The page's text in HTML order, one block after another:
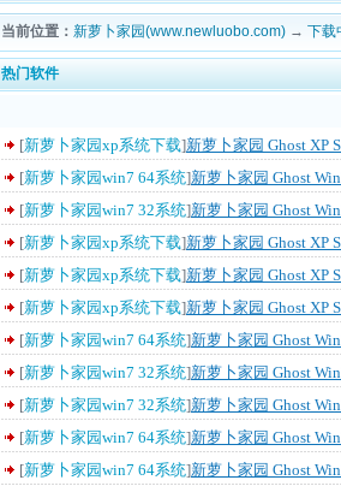
当前位置： 新萝卜家园(www.newluobo.com) → 下载
热门软件
[新萝卜家园xp系统下载]新萝卜家园 Ghost XP
[新萝卜家园win7 64系统]新萝卜家园 Ghost
[新萝卜家园win7 32系统]新萝卜家园 Ghost
[新萝卜家园xp系统下载]新萝卜家园 Ghost XP
[新萝卜家园xp系统下载]新萝卜家园 Ghost XP
[新萝卜家园xp系统下载]新萝卜家园 Ghost XP
[新萝卜家园win7 64系统]新萝卜家园 Ghost
[新萝卜家园win7 32系统]新萝卜家园 Ghost
[新萝卜家园win7 32系统]新萝卜家园 Ghost
[新萝卜家园win7 64系统]新萝卜家园 Ghost
[新萝卜家园win7 64系统]新萝卜家园 Ghost